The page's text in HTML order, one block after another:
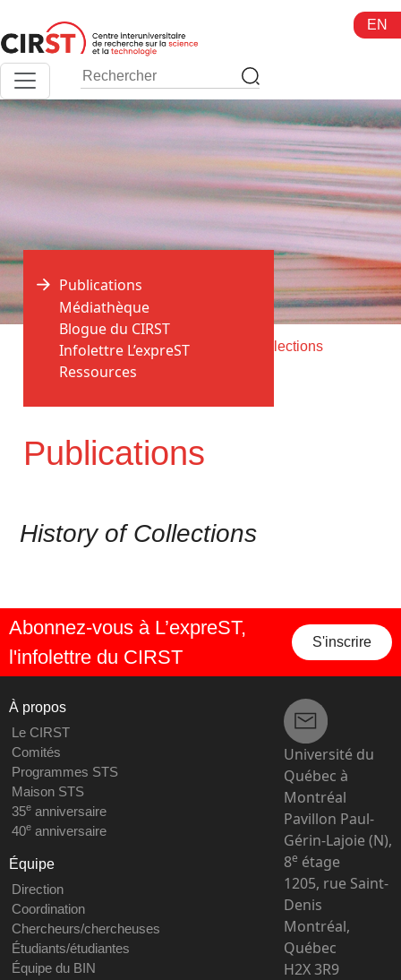
au
contenu
EN
Accueil > Publications > History of Collections
Publications
Publications
Médiathèque
Blogue du CIRST
Infolettre L’expreST
Ressources
History of Collections
Abonnez-vous à L’expreST,
l'infolettre du CIRST
S'inscrire
À propos
Le CIRST
Comités
Programmes STS
Maison STS
35eanniversaire
40eanniversaire
Équipe
Direction
Coordination
Chercheurs/chercheuses
Étudiants/étudiantes
Équipe du BIN
Université du
Québec à
Montréal
Pavillon Paul-
Gérin-Lajoie (N),
8e étage
1205, rue Saint-
Denis
Montréal,
Québec
H2X 3R9